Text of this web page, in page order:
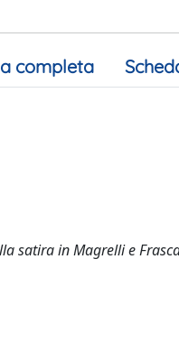
completa
satira in Magrelli e